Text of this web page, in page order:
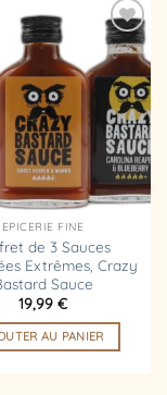
Ajouter
à la
liste
d’envies
EPICERIE FINE
de 3 Sauces
Extrêmes, Crazy
Sauce
19,99 €
AU PANIER